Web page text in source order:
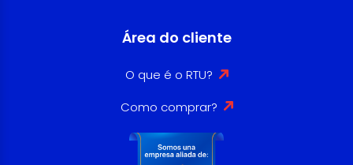
Área do cliente
O que é o RTU?
Como comprar?